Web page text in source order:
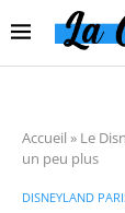
Accueil » Le
un peu plus
DISNEYLAND